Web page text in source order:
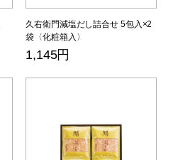
久右衛門減塩だし詰合せ 5包入×2
袋〈化粧箱入〉
1,145円